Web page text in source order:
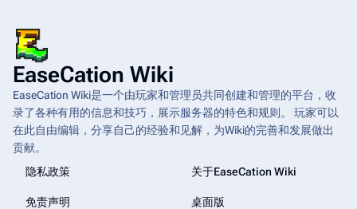
EaseCation Wiki
EaseCation Wiki是一个由玩家和管理员共同创建和管理的平台，收
录了各种有用的信息和技巧，展示服务器的特色和规则。 玩家可以
在此自由编辑，分享自己的经验和见解，为Wiki的完善和发展做出
贡献。
隐私政策
关于EaseCation Wiki
免责声明 桌面版